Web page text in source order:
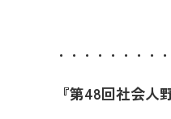
・・・・・・・・・
『第48回社会人